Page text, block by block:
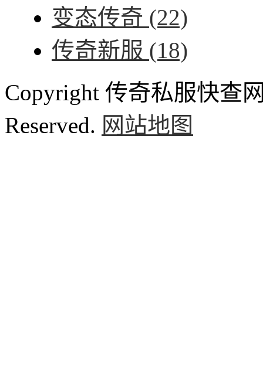
变态传奇 (22)
传奇新服 (18)
Copyright 传奇私服快查
Reserved. 网站地图